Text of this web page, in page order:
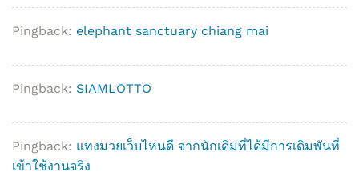
Pingback: elephant sanctuary chiang mai
Pingback: SIAMLOTTO
Pingback: แทงมวยเว็บไหนดี จากนักเดิมที่ได้มีการเดิมพันที่
เข้าใช้งานจริง